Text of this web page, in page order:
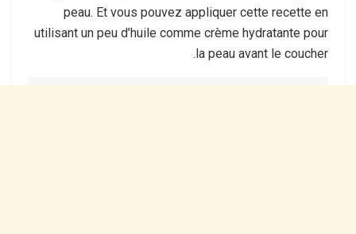
peau. Et vous pouvez appliquer cette recette en
utilisant un peu d’huile comme crème hydratante pour
la peau avant le coucher.